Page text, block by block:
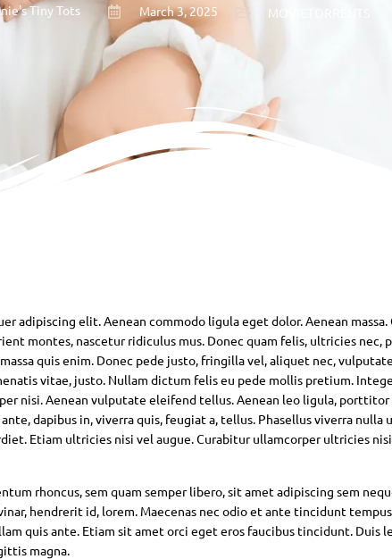
Tiny Tots March 3, 2025 MOVIETORRENTS
adipiscing elit. Aenean commodo ligula eget dolor. Aenean massa.
montes, nascetur ridiculus mus. Donec quam felis, ultricies nec,
quis enim. Donec pede justo, fringilla vel, aliquet nec,
vitae, justo. Nullam dictum felis eu pede mollis pretium.
nisi. Aenean vulputate eleifend tellus. Aenean leo ligula, porttitor
dapibus in, viverra quis, feugiat a, tellus. Phasellus viverra nulla
Etiam ultricies nisi vel augue. Curabitur ullamcorper ultricies
rhoncus, sem quam semper libero, sit amet adipiscing sem
hendrerit id, lorem. Maecenas nec odio et ante tincidunt
quis ante. Etiam sit amet orci eget eros faucibus tincidunt. Duis
magna.